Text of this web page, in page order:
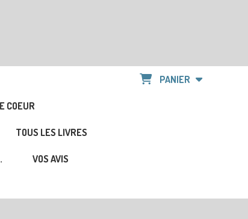
COEUR
TOUS LES LIVRES
VOS AVIS
PANIER